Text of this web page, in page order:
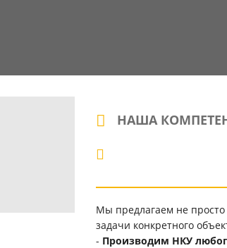
НАША
Мы предлагаем не
задачи конкретного
- Производим НКУ